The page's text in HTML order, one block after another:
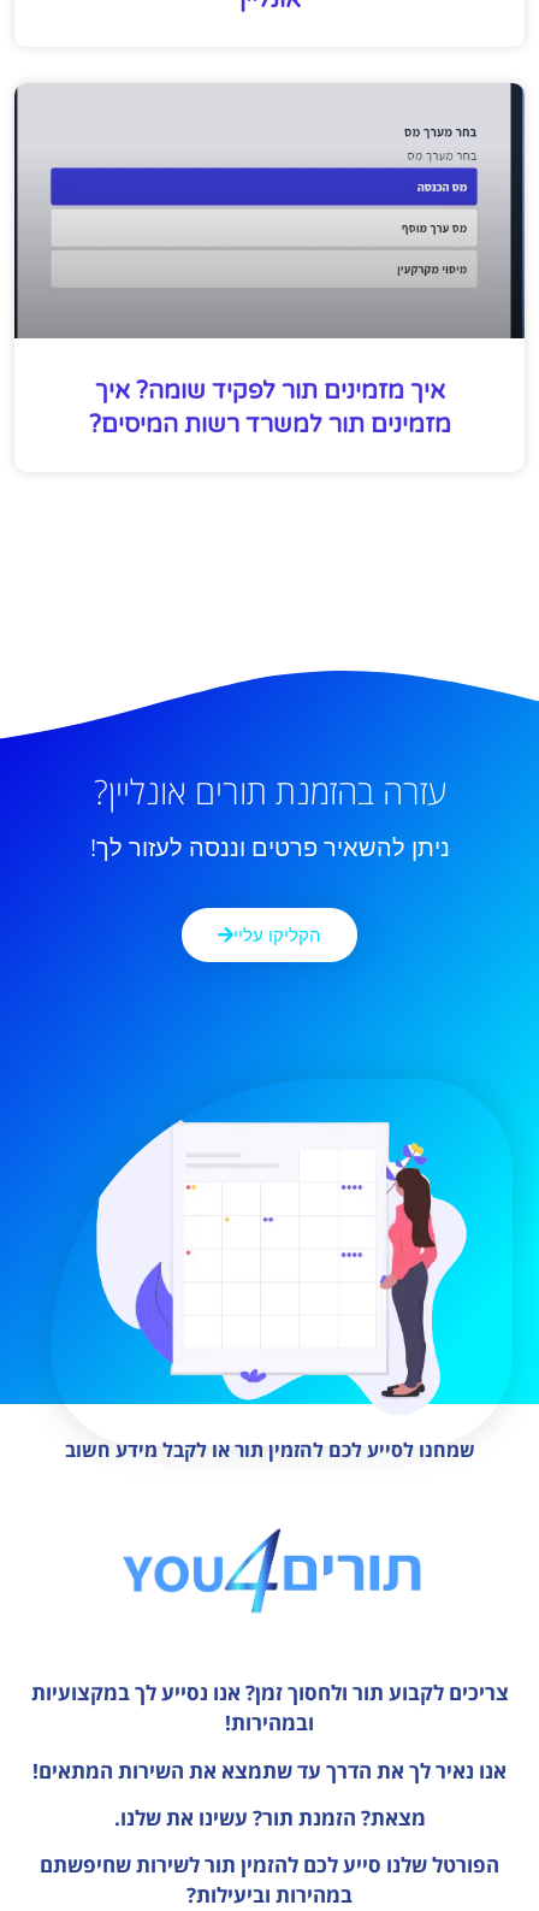
איך מזמינים תור לפקיד שומה? איך
מזמינים תור למשרד רשות המיסים?
עזרה בהזמנת תורים אונליין?
ניתן להשאיר פרטים וננסה לעזור לך!
הקליקו עליי
שמחנו לסייע לכם להזמין תור או לקבל מידע חשוב
צריכים לקבוע תור ולחסוך זמן? אנו נסייע לך במקצועיות
ובמהירות!
אנו נאיר לך את הדרך עד שתמצא את השירות המתאים!
מצאת? הזמנת תור? עשינו את שלנו.
הפורטל שלנו סייע לכם להזמין תור לשירות שחיפשתם
במהירות וביעילות?